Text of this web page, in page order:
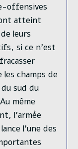
offensives
atteint
leurs
si ce n’est
les champs de
sud du
même
l’armée
l’une des